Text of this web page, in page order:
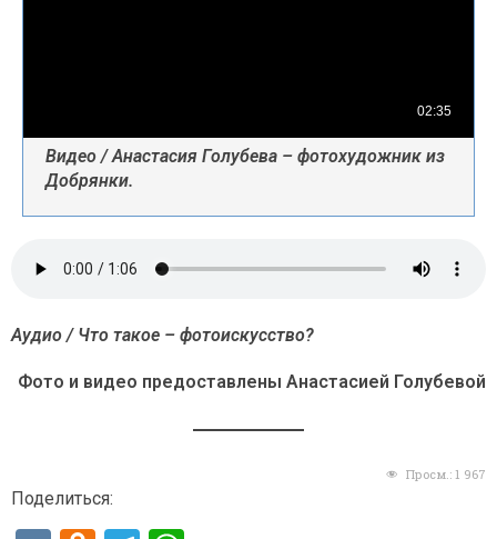
Видео / Анастасия Голубева – фотохудожник из
Добрянки.
Аудио / Что такое – фотоискусство?
Фото и видео предоставлены Анастасией Голубевой
Просм.: 1 967
Поделиться: